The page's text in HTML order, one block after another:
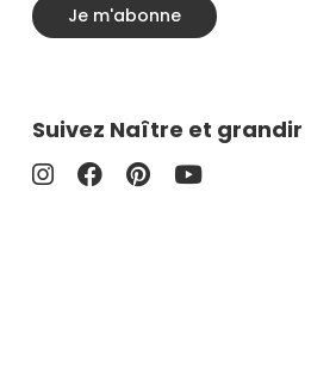
Je m'abonne
Suivez Naître et grandir